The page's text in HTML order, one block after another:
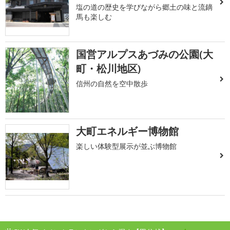
塩の道の歴史を学びながら郷土の味と流鏑
馬も楽しむ
国営アルプスあづみの公園(大
町・松川地区)
信州の自然を空中散歩
大町エネルギー博物館
楽しい体験型展示が並ぶ博物館